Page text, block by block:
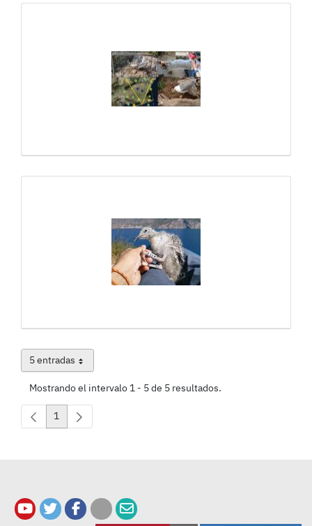
5 entradasPor página
Mostrando el intervalo 1 - 5 de 5 resultados.
Página
1